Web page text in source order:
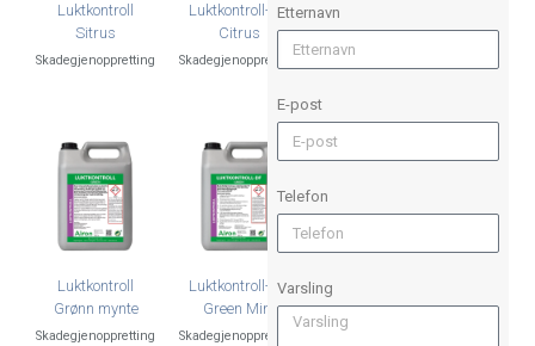
Luktkontroll
Sitrus
Skadegjenoppretting
Luktkontroll-DF
Citrus
Skadegjenoppretting
Luktkontroll
Grønn mynte
Skadegjenoppretting
Luktkontroll-DF
Green Mint
Skadegjenoppretting
Etternavn
E-post
Telefon
Varsling